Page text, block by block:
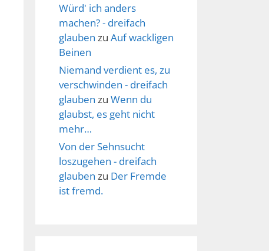
Würd' ich anders
machen? - dreifach
glauben zu Auf wackligen
Beinen
Niemand verdient es, zu
verschwinden - dreifach
glauben zu Wenn du
glaubst, es geht nicht
mehr…
Von der Sehnsucht
loszugehen - dreifach
glauben zu Der Fremde
ist fremd.